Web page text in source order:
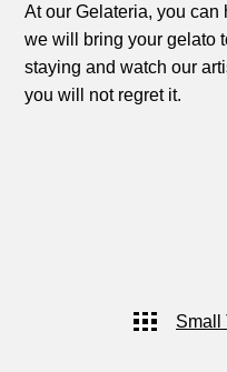
At our Gelateria, you
we will bring your gelato
staying and watch our
you will not regret it.
Small